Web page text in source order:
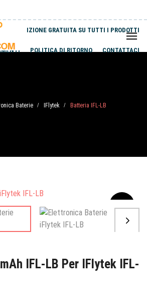
SPEDIZIONE GRATUITA SU TUTTI I PRODOTTI
POLITICA DI RITORNO CONTATTACI
Baterie / IFlytek / Batteria IFL-LB
IFL-LB Per IFlytek IFL-